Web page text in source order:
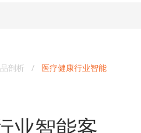
剖析 / 医疗健康行业智能